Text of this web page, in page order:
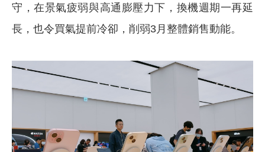
守，在景氣疲弱與高通膨壓力下，換機週期一再延
長，也令買氣提前冷卻，削弱3月整體銷售動能。